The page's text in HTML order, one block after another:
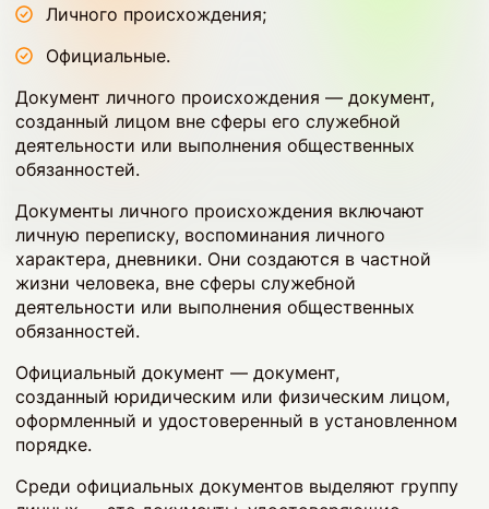
Личного происхождения;
Официальные.
Документ личного происхождения — документ,
созданный лицом вне сферы его служебной
деятельности или выполнения общественных
обязанностей.
Документы личного происхождения включают
личную переписку, воспоминания личного
характера, дневники. Они создаются в частной
жизни человека, вне сферы служебной
деятельности или выполнения общественных
обязанностей.
Официальный документ — документ,
созданный юридическим или физическим лицом,
оформленный и удостоверенный в установленном
порядке.
Среди официальных документов выделяют группу